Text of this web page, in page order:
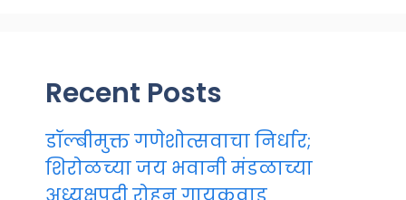
Recent Posts
डॉल्बीमुक्त गणेशोत्सवाचा निर्धार;
शिरोळच्या जय भवानी मंडळाच्या